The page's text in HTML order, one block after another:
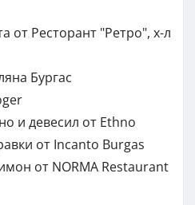
от Ресторант "Ретро", х-л
Бургас
и девесил от Ethno
от Incanto Burgas
от NORMA Restaurant